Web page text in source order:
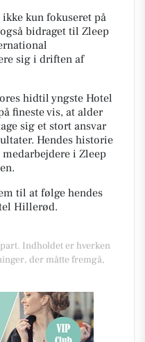
kun fokuseret på
bidraget til Zleep
sig i driften af
hidtil yngste Hotel
fineste vis, at alder
sig et stort ansvar
Hendes historie
i Zleep
til at følge hendes
Hillerød.
Indholdet er hverken
der måtte fremgå,